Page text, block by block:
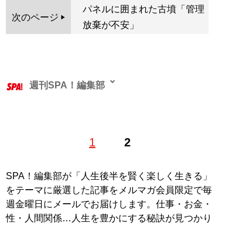
次のページ
パネルに囲まれた古墳「管理
放棄が不安」
1 2
週刊SPA！編集部
SPA！編集部が「人生後半を賢く楽しく生きる」
をテーマに厳選した記事をメルマガ会員限定で毎
週金曜日にメールでお届けします。仕事・お金・
性・人間関係…人生を豊かにする秘訣が見つかり